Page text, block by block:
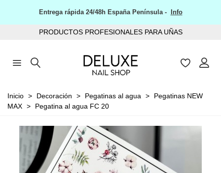
Entrega rápida 24/48h España Península - Info
PRODUCTOS PROFESIONALES PARA UÑAS
Inicio > Decoración > Pegatinas al agua >
Pegatinas NEW
MAX > Pegatina al agua FC 20